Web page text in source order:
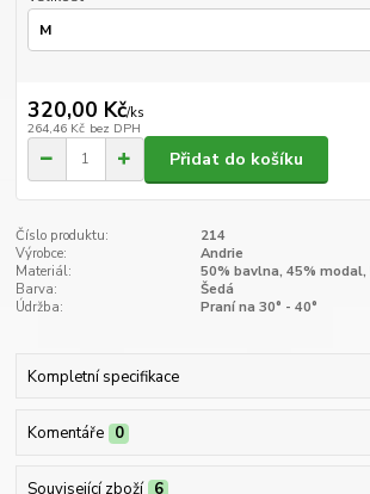
320,00 Kč/ks
264,46 Kč bez DPH
Přidat do košíku
Číslo produktu:
214
Výrobce:
Andrie
Materiál:
50% bavlna, 45%
Barva:
Šedá
Údržba:
Praní na 30° - 40°
Kompletní specifikace
Komentáře 0
Související zboží 6